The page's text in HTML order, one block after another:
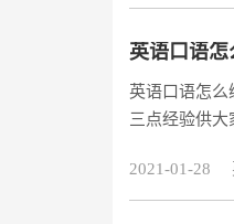
英语口语
英语口语怎么
三点经验供
2021-01-28